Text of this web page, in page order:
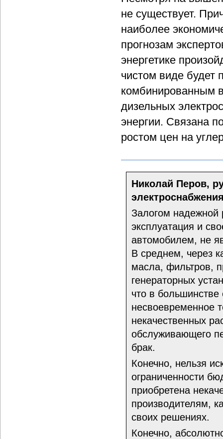
не существует.
наиболее
прогнозам
энергетике
чистом виде будет
комбинированным
дизельных
энергии. Связана
ростом цен на
Николай Перов,
Залогом надежной
эксплуатация и
автомобилем, не
В среднем, через
масла, фильтров,
генераторных
что в
несвоевременное
некачественных
обслуживающего
брак.
Конечно, нельзя
ограниченности
приобретена
производителям,
своих решениях.
Конечно,